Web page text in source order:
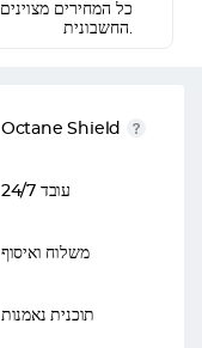
החשבונית.
Octane Shield
עובד 24/7
משלוח ואיסוף
תוכנית נאמנות